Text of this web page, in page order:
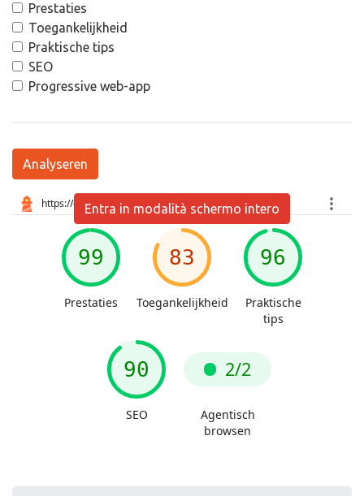
Prestaties
Toegankelijkheid
Praktische tips
SEO
Progressive web-app
Analyseren
Entra in modalità schermo intero